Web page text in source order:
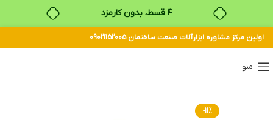
۴ قسط، بدون کارمزد
بدون ضامن، بدون سود
اولین مرکز مشاوره ابزارآلات صنعت ساختمان 09021152005
منو
-11%